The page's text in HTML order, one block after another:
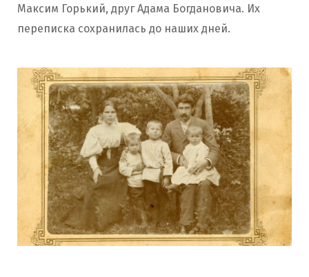
Максим Горький, друг Адама Богдановича. Их
переписка сохранилась до наших дней.